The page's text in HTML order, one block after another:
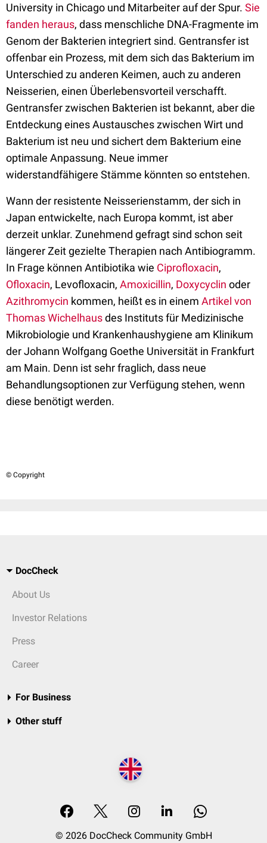
University in Chicago und Mitarbeiter auf der Spur. Sie
fanden heraus, dass menschliche DNA-Fragmente im
Genom der Bakterien integriert sind. Gentransfer ist
offenbar ein Prozess, mit dem sich das Bakterium im
Unterschied zu anderen Keimen, auch zu anderen
Neisserien, einen Überlebensvorteil verschafft.
Gentransfer zwischen Bakterien ist bekannt, aber die
Entdeckung eines Austausches zwischen Wirt und
Bakterium ist neu und sichert dem Bakterium eine
optimale Anpassung. Neue immer
widerstandfähigere Stämme könnten so entstehen.
Wann der resistente Neisserienstamm, der sich in
Japan entwickelte, nach Europa kommt, ist aber
derzeit unklar. Zunehmend gefragt sind schon seit
längerer Zeit gezielte Therapien nach Antibiogramm.
In Frage können Antibiotika wie Ciprofloxacin,
Ofloxacin, Levofloxacin, Amoxicillin, Doxycyclin oder
Azithromycin kommen, heißt es in einem Artikel von
Thomas Wichelhausdes Instituts für Medizinische
Mikrobiologie und Krankenhaushygiene am Klinikum
der Johann Wolfgang Goethe Universität in Frankfurt
am Main. Denn ist sehr fraglich, dass neue
Behandlungsoptionen zur Verfügung stehen, wenn
diese benötigt werden.
© Copyright
DocCheck
About Us
Investor Relations
Press
Career
For Business
Other stuff
© 2026 DocCheck Community GmbH